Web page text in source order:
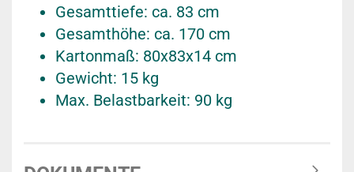
Gesamttiefe: ca. 83 cm
Gesamthöhe: ca. 170 cm
Kartonmaß: 80x83x14 cm
Gewicht: 15 kg
Max. Belastbarkeit: 90 kg